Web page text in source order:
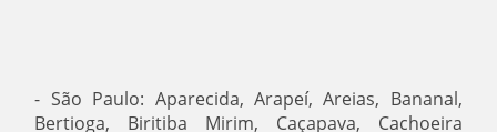
- São Paulo: Aparecida, Arapeí, Areias, Bananal,
Bertioga, Biritiba Mirim, Caçapava, Cachoeira